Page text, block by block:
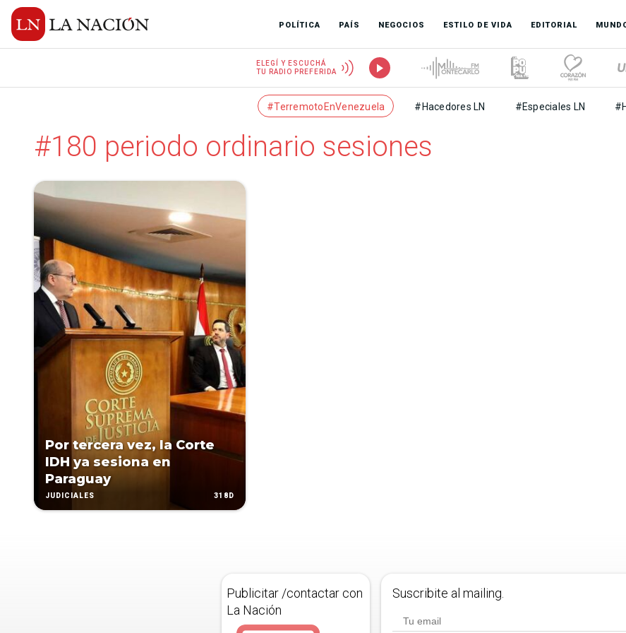
POLÍTICA PAÍS NEGOCIOS ESTILO DE VIDA EDITORIAL
ELEGÍ Y ESCUCHÁ
TU RADIO PREFERIDA
#TerremotoEnVenezuela #Hacedores LN #Especiales LN
#180 periodo ordinario sesiones
Por tercera vez, la Corte
IDH ya sesiona en
Paraguay
JUDICIALES 318D
Publicitar /contactar con
La Nación
Suscribite al mailing.